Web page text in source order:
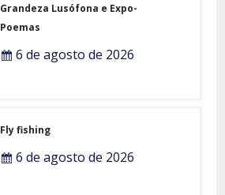
Grandeza Lusófona e Expo-
Poemas
6 de agosto de 2026
Fly fishing
6 de agosto de 2026